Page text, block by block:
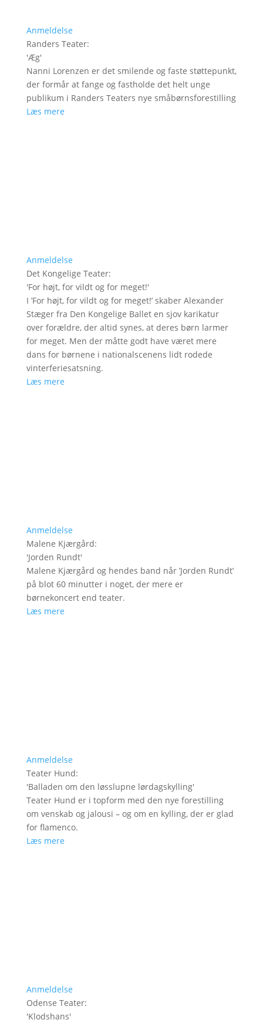
Anmeldelse
Randers Teater:
'Æg'
Nanni Lorenzen er det smilende og faste støttepunkt,
der formår at fange og fastholde det helt unge
publikum i Randers Teaters nye småbørnsforestilling
Læs mere
Anmeldelse
Det Kongelige Teater:
'For højt, for vildt og for meget!'
I ’For højt, for vildt og for meget!’ skaber Alexander
Stæger fra Den Kongelige Ballet en sjov karikatur
over forældre, der altid synes, at deres børn larmer
for meget. Men der måtte godt have været mere
dans for børnene i nationalscenens lidt rodede
vinterferiesatsning.
Læs mere
Anmeldelse
Malene Kjærgård:
'Jorden Rundt'
Malene Kjærgård og hendes band når ’Jorden Rundt’
på blot 60 minutter i noget, der mere er
børnekoncert end teater.
Læs mere
Anmeldelse
Teater Hund:
'Balladen om den løsslupne lørdagskylling'
Teater Hund er i topform med den nye forestilling
om venskab og jalousi – og om en kylling, der er glad
for flamenco.
Læs mere
Anmeldelse
Odense Teater:
'Klodshans'